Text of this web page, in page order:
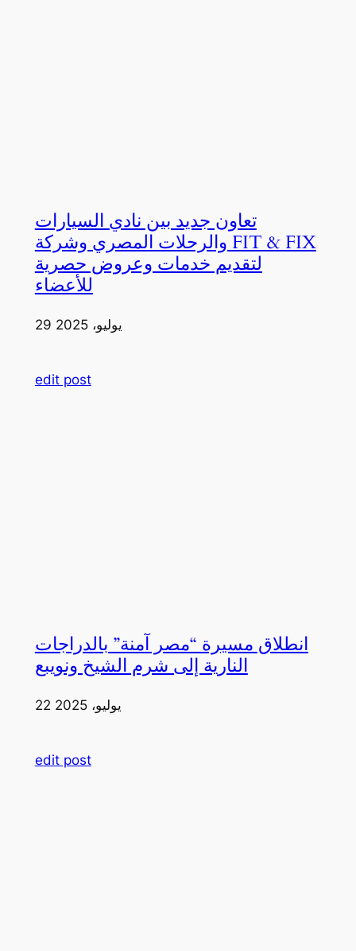
تعاون جديد بين نادي السيارات
والرحلات المصري وشركة FIT & FIX
لتقديم خدمات وعروض حصرية
للأعضاء
29 يوليو، 2025
edit post
انطلاق مسيرة “مصر آمنة” بالدراجات
النارية إلى شرم الشيخ ونويبع
22 يوليو، 2025
edit post